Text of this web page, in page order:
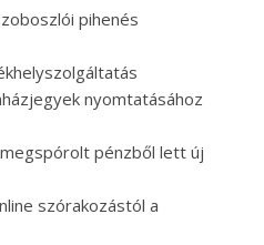
pihenés
nyomtatásához
pénzből lett új
szórakozástól a